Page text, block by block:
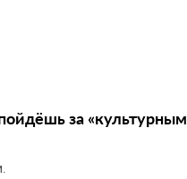
за «культурным